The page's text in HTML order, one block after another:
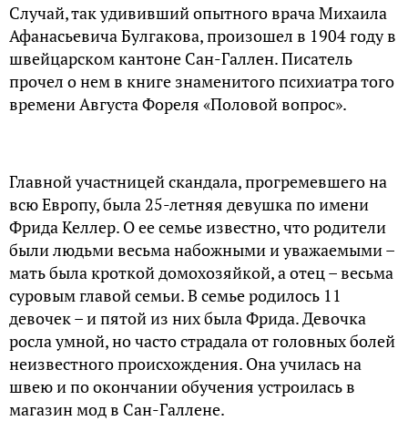
Случай, так удививший опытного врача Михаила
Афанасьевича Булгакова, произошел в 1904 году в
швейцарском кантоне Сан-Галлен. Писатель
прочел о нем в книге знаменитого психиатра того
времени Августа Фореля «Половой вопрос».
Главной участницей скандала, прогремевшего на
всю Европу, была 25-летняя девушка по имени
Фрида Келлер. О ее семье известно, что родители
были людьми весьма набожными и уважаемыми –
мать была кроткой домохозяйкой, а отец – весьма
суровым главой семьи. В семье родилось 11
девочек – и пятой из них была Фрида. Девочка
росла умной, но часто страдала от головных болей
неизвестного происхождения. Она училась на
швею и по окончании обучения устроилась в
магазин мод в Сан-Галлене.